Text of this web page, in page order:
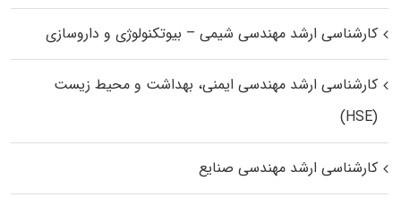
کارشناسی ارشد مهندسی شیمی – بیوتکنولوژی و داروسازی
کارشناسی ارشد مهندسی ایمنی، بهداشت و محیط زیست
(HSE)
کارشناسی ارشد مهندسی صنایع